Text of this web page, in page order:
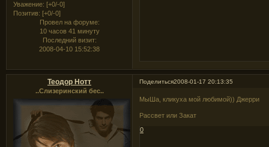
Уважение: [+0/-0]
Позитив: [+0/-0]
Провел на форуме:
10 часов 41 минуту
Последний визит:
2008-04-10 15:52:38
Поделиться2008-01-17 20:13:35
Теодор Нотт
..Слизеринский бес..
МыШа, кликуха мой любимой)) Джерри
Рассвет или Закат
0